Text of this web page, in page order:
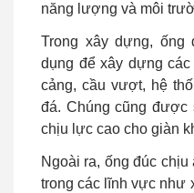
năng lượng và môi
Trong xây dựng,
dụng để xây dựng
cảng, cầu vượt, hệ
đá. Chúng cũng được
chịu lực cao cho giàn
Ngoài ra, ống đúc
trong các lĩnh vực như